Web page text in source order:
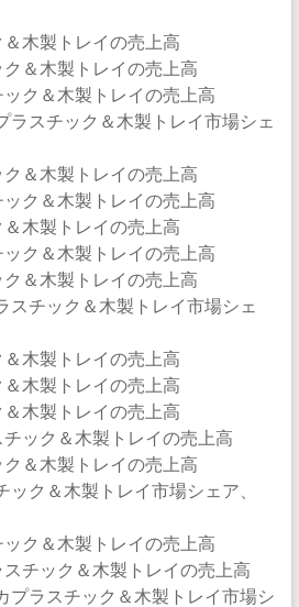
＆木製トレイの売上高
ク＆木製トレイの売上高
ック＆木製トレイの売上高
ラスチック＆木製トレイ市場シェ
ク＆木製トレイの売上高
ック＆木製トレイの売上高
＆木製トレイの売上高
ック＆木製トレイの売上高
ク＆木製トレイの売上高
スチック＆木製トレイ市場シェ
＆木製トレイの売上高
＆木製トレイの売上高
＆木製トレイの売上高
チック＆木製トレイの売上高
ク＆木製トレイの売上高
ック＆木製トレイ市場シェア、
ック＆木製トレイの売上高
スチック＆木製トレイの売上高
プラスチック＆木製トレイ市場シ